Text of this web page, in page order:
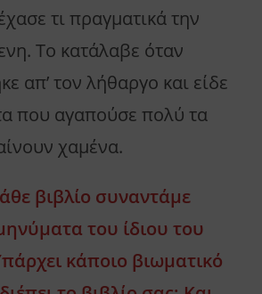
τι πραγματικά την
Το κατάλαβε όταν
απ’ τον λήθαργο και είδε
που αγαπούσε πολύ τα
χαμένα.
βιβλίο συναντάμε
του ίδιου του
κάποιο βιωματικό